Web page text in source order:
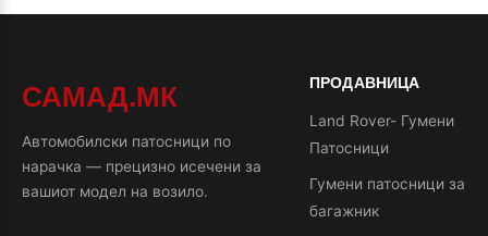
САМАД.МК
Автомобилски патосници по
нарачка — прецизно исечени за
вашиот модел на возило.
ПРОДАВНИЦА
Land Rover- Гумени
Патосници
Гумени патосници за
багажник